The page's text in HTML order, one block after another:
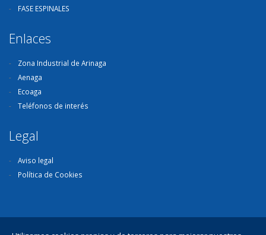
FASE ESPINALES
Enlaces
Zona Industrial de Arinaga
Aenaga
Ecoaga
Teléfonos de interés
Legal
Aviso legal
Política de Cookies